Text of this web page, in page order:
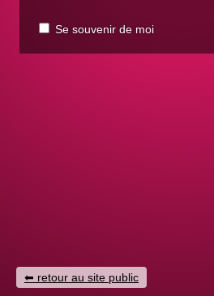
Se souvenir de moi
retour au site public